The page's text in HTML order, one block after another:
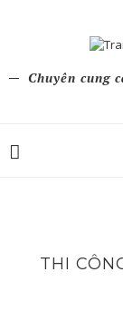
Chuyên cung
THI